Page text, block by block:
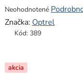
Priemerné
hodnotenie
produktu
z
5
Neohodnotené
Značka: Optrel
Kód: 389
akcia